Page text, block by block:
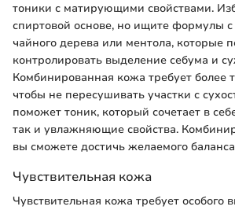
тоники с матирующими свойствами.
спиртовой основе, но ищите формулы с
чайного дерева или ментола, которые
контролировать выделение себума и
Комбинированная кожа требует более
чтобы не пересушивать участки с
поможет тоник, который сочетает в
так и увлажняющие свойства.
вы сможете достичь желаемого
Чувствительная кожа
Чувствительная кожа требует особого